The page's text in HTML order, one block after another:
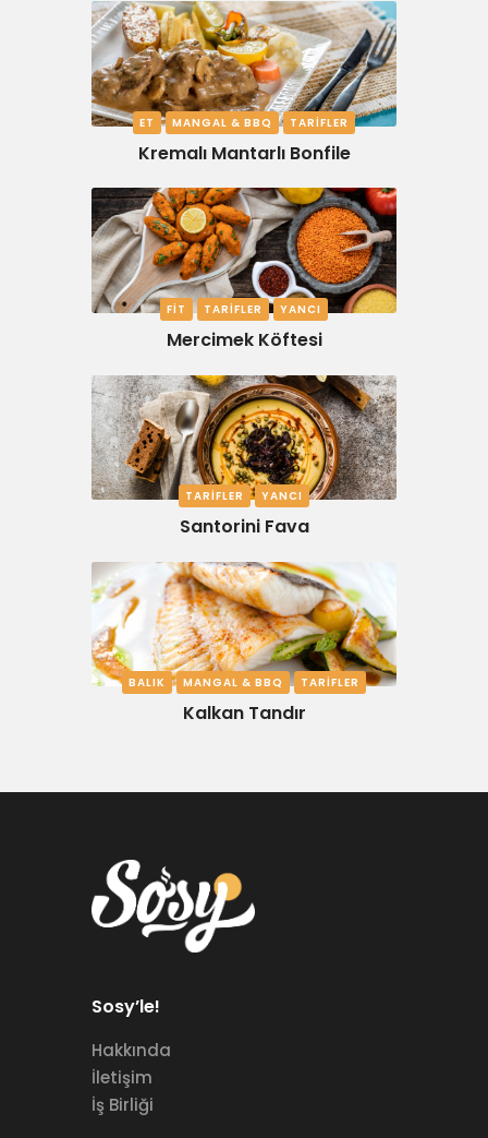
ET MANGAL & BBQ TARIFLER
Kremalı Mantarlı Bonfile
FIT TARIFLER YANCI
Mercimek Köftesi
TARIFLER YANCI
Santorini Fava
BALIK MANGAL & BBQ TARIFLER
Kalkan Tandır
Sosy’le!
Hakkında
İletişim
İş Birliği